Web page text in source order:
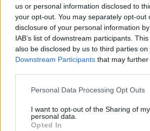
us or personal information disclosed to
your opt-out. You may separately opt-out
disclosure of your personal information
IAB’s list of downstream participants.
also be disclosed by us to third parties on
Downstream Participants that may
Personal Data Processing Opt Outs
I want to opt-out of the Sharing of my
personal data.
Opted In
Manta b som ska räddas
delar sökes)
Senaste inlägget avTyfors torsdag
Huggern goes big block with
Senaste inlägget avhugger69 torsdag
Senaste inlägget avEv_volvo142
Volkswagen split bus t1 1962
Senaste inlägget av